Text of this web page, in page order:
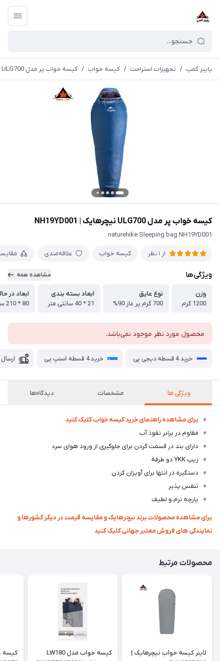
پاییز کمپ / تجهیزات استراحت / کیسه خواب / کیسه خواب پر مدل ULG700 نیچرهایک | NH19YD001
کیسه خواب پر مدل ULG700 نیچرهایک | NH19YD001
naturehike Sleeping bag NH19YD001
از 1 نظر کیسه خواب علاقه‌مندی
ویژگی‌ها مشاهده همه
وزن
1200 گرم
نوع عایق
700 گرم پر غاز 90%
ابعاد بسته بندی
21 * 40 سانتی متر
ابعاد در
80 * 210 سانتی متر
محصول مورد نظر موجود نمی‌باشد.
خرید 4 قسطه دیجی پی خرید 4 قسطه اسنپ پی
ویژگی ها مشخصات دیدگاه‌ها
برای مشاهده راهنمای خرید کیسه خواب کلیک کنید
مقاوم در برابر نفوذ آب
دارای بند در قسمت گردن برای جلوگیری از ورود هوای سرد
زیپ YKK دو طرفه
دستگیره در انتها برای آویزان کردن
تنفس پذیر
پارچه نرم و لطیف
برای مشاهده محصولات برند نیچرهایک و مقایسه قیمت در دیگر کشورها و
نمایندگی های فروش معتبر جهانی کلیک کنید
محصولات مرتبط
لاینر کیسه خواب نیچرهایک |
کیسه خواب مدل LW180